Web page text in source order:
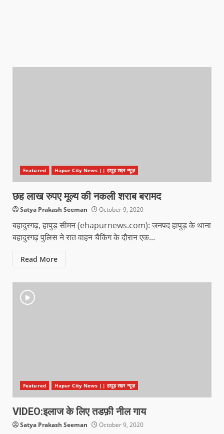
Featured Hapur City News || हापुड़ शहर न्यूज़
छह लाख रुपए मूल्य की नकली शराब बरामद
Satya Prakash Seeman October 9, 2020
बहादुरगढ़, हापुड़ सीमन (ehapurnews.com): जनपद हापुड़ के थाना
बहादुरगढ़ पुलिस ने रात वाहन चैकिंग के दौरान एक...
Read More
Featured Hapur City News || हापुड़ शहर न्यूज़
VIDEO:इलाज के लिए तडफ़ी नील गाय
Satya Prakash Seeman October 9, 2020